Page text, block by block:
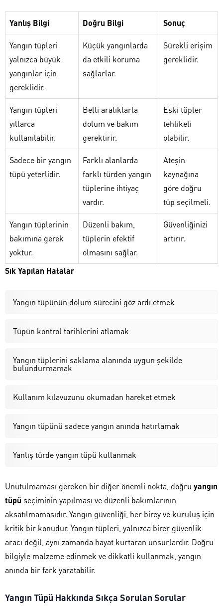
Yanlış Bilgi Doğru Bilgi Sonuç
Yangın tüpleri
yalnızca büyük
yangınlar için
gereklidir.
Küçük yangınlarda
da etkili koruma
sağlarlar.
Sürekli erişim
gereklidir.
Yangın tüpleri
yıllarca
kullanılabilir.
Belli aralıklarla
dolum ve bakım
gerektirir.
Eski tüpler
tehlikeli
olabilir.
Sadece bir yangın
tüpü yeterlidir.
Farklı alanlarda
farklı türden yangın
tüplerine ihtiyaç
vardır.
Ateşin
kaynağına
göre doğru
tüp seçilmeli.
Yangın tüplerinin
bakımına gerek
yoktur.
Düzenli bakım,
tüplerin efektif
olmasını sağlar.
Güvenliğinizi
artırır.
Sık Yapılan Hatalar
Yangın tüpünün dolum sürecini göz ardı etmek
Tüpün kontrol tarihlerini atlamak
Yangın tüplerini saklama alanında uygun şekilde
bulundurmamak
Kullanım kılavuzunu okumadan hareket etmek
Yangın tüpünü sadece yangın anında hatırlamak
Yanlış türde yangın tüpü kullanmak
Unutulmaması gereken bir diğer önemli nokta, doğru yangın
tüpü seçiminin yapılması ve düzenli bakımlarının
aksatılmamasıdır. Yangın güvenliği, her birey ve kuruluş için
kritik bir konudur. Yangın tüpleri, yalnızca birer güvenlik
aracı değil, aynı zamanda hayat kurtaran unsurlardır. Doğru
bilgiyle malzeme edinmek ve dikkatli kullanmak, yangın
anında bir fark yaratabilir.
Yangın Tüpü Hakkında Sıkça Sorulan Sorular